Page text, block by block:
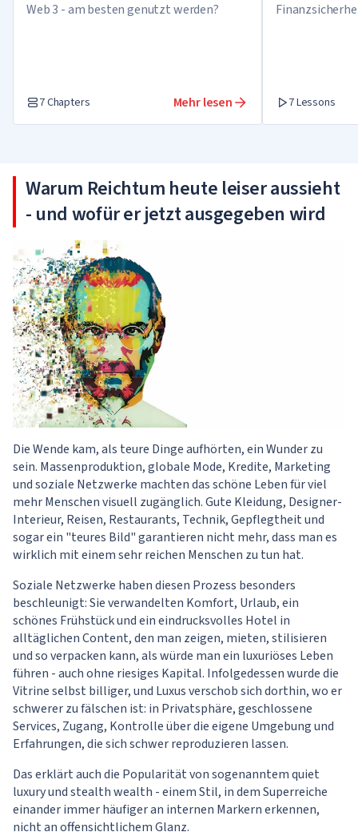
Web 3 - am besten genutzt werden?
7 Chapters Mehr lesen 7 Lessons
Warum Reichtum heute leiser aussieht
- und wofür er jetzt ausgegeben wird
Die Wende kam, als teure Dinge aufhörten, ein Wunder zu
sein. Massenproduktion, globale Mode, Kredite, Marketing
und soziale Netzwerke machten das schöne Leben für viel
mehr Menschen visuell zugänglich. Gute Kleidung, Designer-
Interieur, Reisen, Restaurants, Technik, Gepflegtheit und
sogar ein "teures Bild" garantieren nicht mehr, dass man es
wirklich mit einem sehr reichen Menschen zu tun hat.
Soziale Netzwerke haben diesen Prozess besonders
beschleunigt: Sie verwandelten Komfort, Urlaub, ein
schönes Frühstück und ein eindrucksvolles Hotel in
alltäglichen Content, den man zeigen, mieten, stilisieren
und so verpacken kann, als würde man ein luxuriöses Leben
führen - auch ohne riesiges Kapital. Infolgedessen wurde die
Vitrine selbst billiger, und Luxus verschob sich dorthin, wo er
schwerer zu fälschen ist: in Privatsphäre, geschlossene
Services, Zugang, Kontrolle über die eigene Umgebung und
Erfahrungen, die sich schwer reproduzieren lassen.
Das erklärt auch die Popularität von sogenanntem quiet
luxury und stealth wealth - einem Stil, in dem Superreiche
einander immer häufiger an internen Markern erkennen,
nicht an offensichtlichem Glanz.